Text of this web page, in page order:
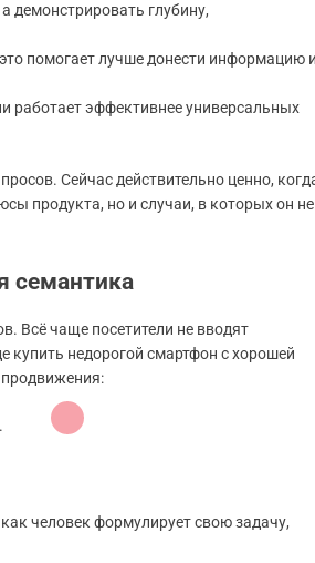
демонстрировать глубину,
помогает лучше донести информацию
работает эффективнее универсальных
Сейчас действительно ценно,
продукта, но и случаи, в которых он не
семантика
Всё чаще посетители не вводят
купить недорогой смартфон с хорошей
продвижения:
человек формулирует свою задачу,